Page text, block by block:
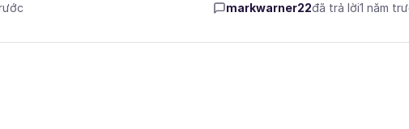
markwarner22đã trả lời1 năm